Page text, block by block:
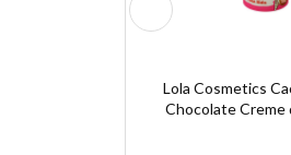
Lola Cosmetics
Chocolate Creme